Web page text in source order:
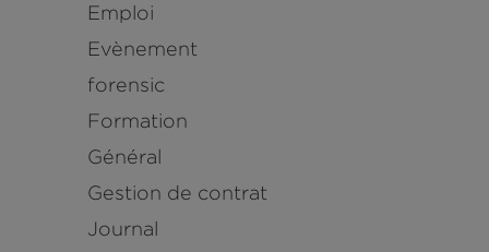
Emploi
Evènement
forensic
Formation
Général
Gestion de contrat
Journal